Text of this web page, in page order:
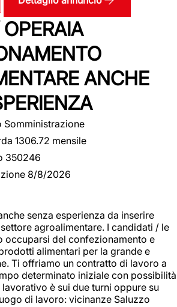
ANCHE
Somministrazione
1306.72 mensile
350246
8/8/2026
senza esperienza da inserire
agroalimentare. I candidati / le
occuparsi del confezionamento e
alimentari per la grande e
Ti offriamo un contratto di lavoro a
determinato iniziale con possibilità
è sui due turni oppure su
di lavoro: vicinanze Saluzzo